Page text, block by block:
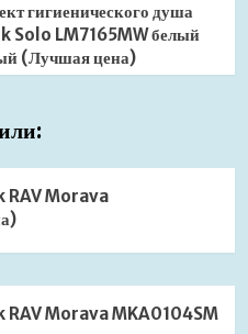
гигиенического душа
Solo LM7165MW белый
(Лучшая цена)
RAV Morava
RAV Morava MKA0104SM